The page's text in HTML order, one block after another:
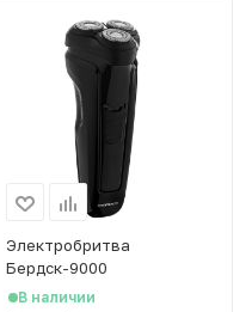
Электробритва
Бердск-9000
В наличии